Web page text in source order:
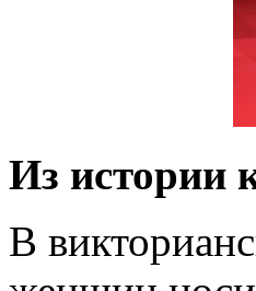
Из истории
В